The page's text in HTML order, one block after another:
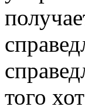
того